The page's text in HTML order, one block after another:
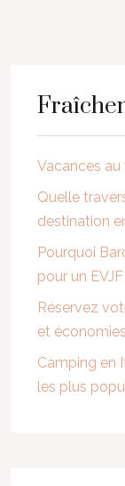
Vacances
Quelle
destination
Pourquoi
pour un
Réservez
et
Camping en
les plus